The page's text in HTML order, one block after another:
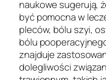
naukowe sugerują,
być pomocna w
pleców, bólu szyi,
bólu
znajduje
dolegliwości